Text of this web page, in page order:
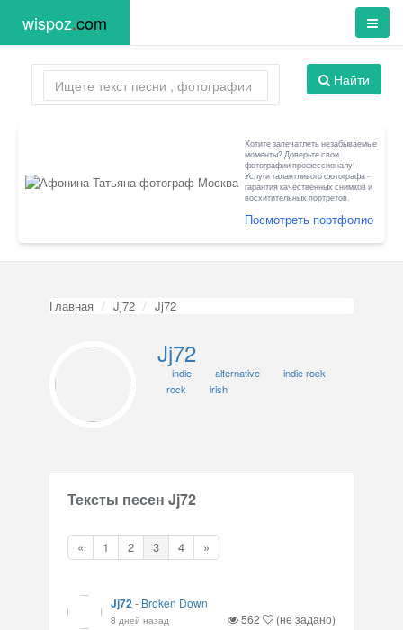
wispoz.com
Найти
Хотите запечатлеть незабываемые
моменты? Доверьте свои
фотографии профессионалу!
Услуги талантливого фотографа -
гарантия качественных снимков и
восхитительных портретов.
Посмотреть портфолио
Главная Jj72 Jj72
Jj72
indie alternative
indie rock
rock
irish
Тексты песен Jj72
« 1 2 3 4 »
Jj72- Broken Down
8 дней назад 562 (не задано)